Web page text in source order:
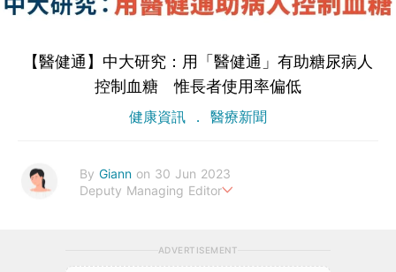
【醫健通】中大研究：用「醫健通」有助糖尿病人
控制血糖 惟長者使用率偏低
健康資訊 醫療新聞
By Giann on 30 Jun 2023
Deputy Managing Editor
ADVERTISEMENT